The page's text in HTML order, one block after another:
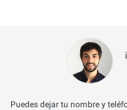
Puedes dejar tu nombre y